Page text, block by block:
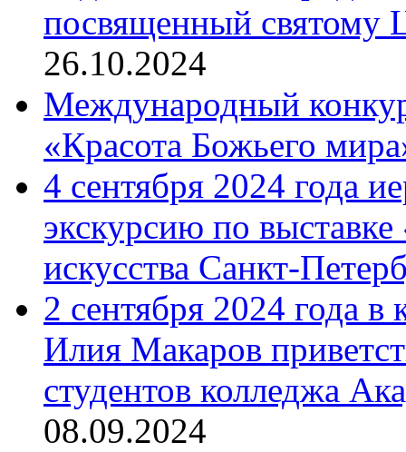
посвященный святому
26.10.2024
Международный
«Красота Божьего
4 сентября 2024 года
экскурсию по
искусства Санкт-
2 сентября 2024 года
Илия Макаров
студентов колледжа
08.09.2024